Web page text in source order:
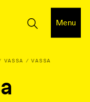
Menu
VASSA / VASSA